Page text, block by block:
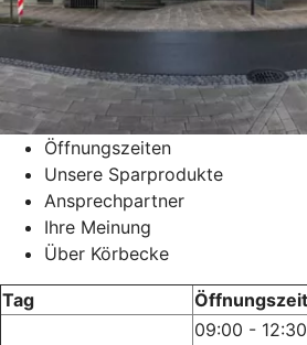
Öffnungszeiten
Unsere Sparprodukte
Ansprechpartner
Ihre Meinung
Über Körbecke
Tag
09:00 -